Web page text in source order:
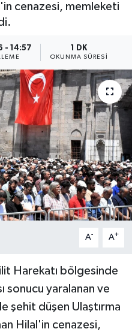
cenazesi, memleketi
- 14:57 1 DK
OKUNMA SÜRESI
A- A+
Harekatı bölgesinde
sonucu yaralanan ve
şehit düşen Ulaştırma
Hilal'in cenazesi,